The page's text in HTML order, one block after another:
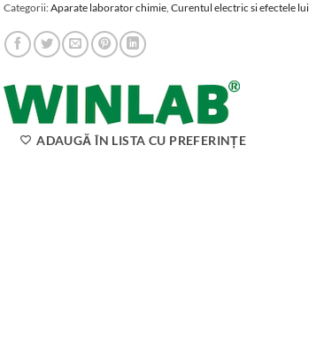
Categorii:Aparate laborator chimie Curentul electric si efectele lui
ADAUGĂ ÎN LISTA CU PREFERINȚE